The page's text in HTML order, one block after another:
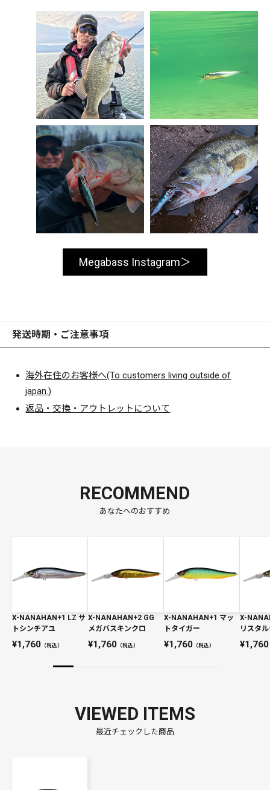
Megabass Instagram
発送時期・ご注意事項
海外在住のお客様へ(To customers living outside of
japan.)
返品・交換・アウトレットについて
RECOMMEND
あなたへのおすすめ
X-NANAHAN+1 LZ サ
トシンチアユ
1,760 （税込）
X-NANAHAN+2 GG
メガバスキンクロ
1,760（税込）
X-NANAHAN+1 マッ
トタイガー
1,760（税込）
X-
リスタ
1,760
VIEWED ITEMS
最近チェックした商品